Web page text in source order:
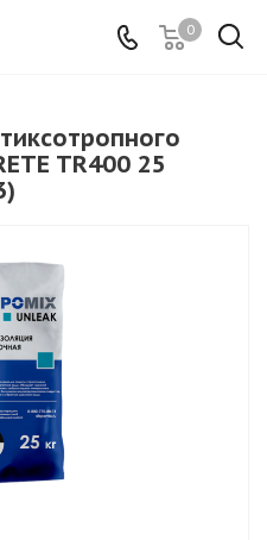
0
TR400 25